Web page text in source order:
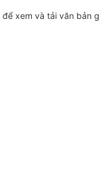
để xem và tải văn bản